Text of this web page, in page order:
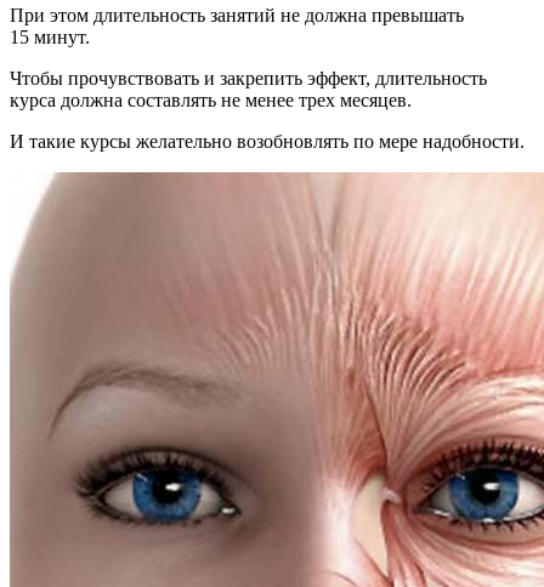
При этом длительность занятий не должна превышать
15 минут.
Чтобы прочувствовать и закрепить эффект, длительность
курса должна составлять не менее трех месяцев.
И такие курсы желательно возобновлять по мере надобности.